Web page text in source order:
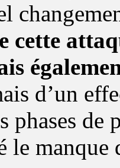
cette
d’un
phases de
le manque